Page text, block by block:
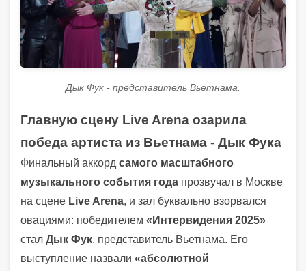
Дык Фук - представитель Вьетнама.
Главную сцену Live Arena озарила
победа артиста из Вьетнама - Дык Фука
Финальный аккорд самого масштабного
музыкального события года прозвучал в Москве
на сцене Live Arena, и зал буквально взорвался
овациями: победителем «Интервидения 2025»
стал Дык Фук, представитель Вьетнама. Его
выступление назвали «абсолютной